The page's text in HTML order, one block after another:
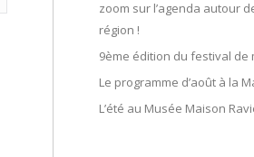
zoom sur l’agenda autour
région !
9ème édition du festival de
Le programme d’août à la
L’été au Musée Maison